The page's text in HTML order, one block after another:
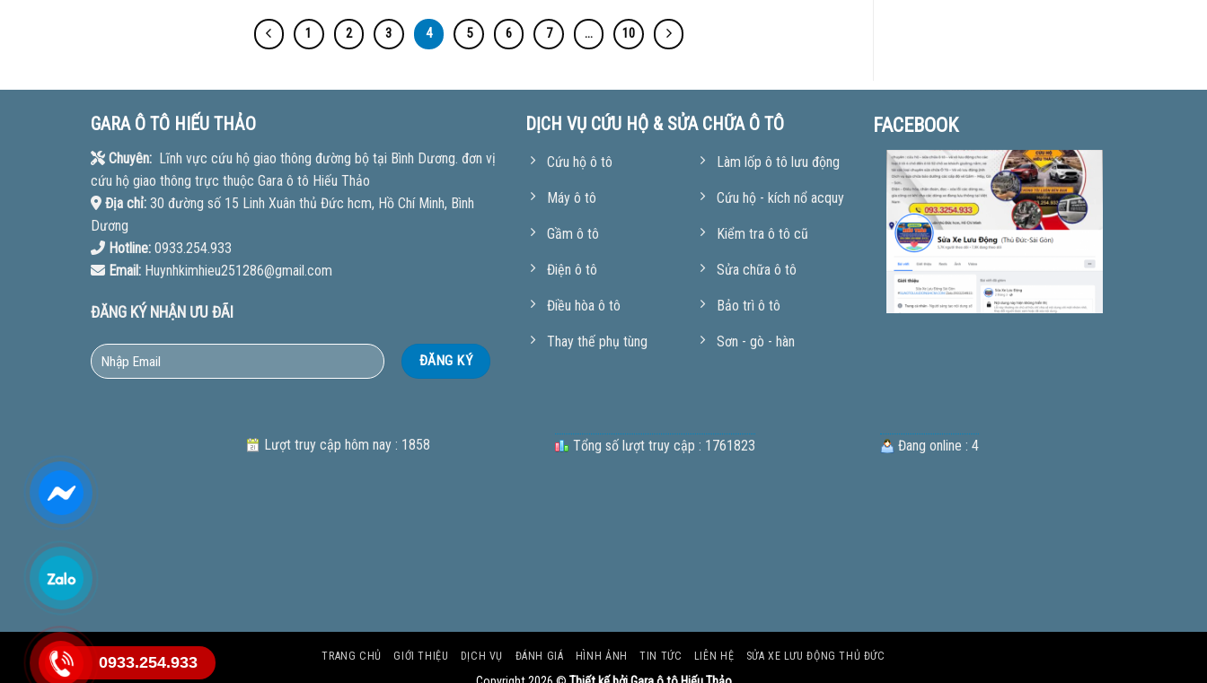
1 2 3 4 5 6 7 … 10
GARA Ô TÔ HIẾU THẢO
Chuyên:Lĩnh vực cứu hộ giao thông đường bộ tại Bình Dương. đơn vị
cứu hộ giao thông trực thuộc Gara ô tô Hiếu Thảo
Địa chỉ:30 đường số 15 Linh Xuân thủ Đức hcm, Hồ Chí Minh, Bình
Dương
Hotline:0933.254.933
Email:Huynhkimhieu251286@gmail.com
ĐĂNG KÝ NHẬN ƯU ĐÃI
DỊCH VỤ CỨU HỘ & SỬA CHỮA Ô TÔ
Cứu hộ ô tô
Máy ô tô
Gầm ô tô
Điện ô tô
Điều hòa ô tô
Thay thế phụ tùng
Làm lốp ô tô lưu động
Cứu hộ - kích nổ acquy
Kiểm tra ô tô cũ
Sửa chữa ô tô
Bảo trì ô tô
Sơn - gò - hàn
FACEBOOK
Lượt truy cập hôm nay : 1858 Tổng số lượt truy cập : 1761823 Đang online : 4
TRANG CHỦ GIỚI THIỆU DỊCH VỤ ĐÁNH GIÁ HÌNH ẢNH TIN TỨC LIÊN HỆ SỬA XE LƯU ĐỘNG THỦ ĐỨC
0933.254.933